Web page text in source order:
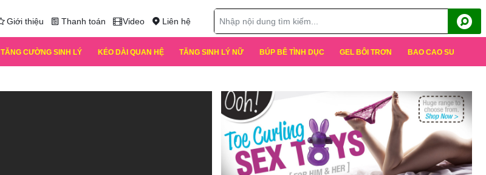
Giới thiệu Thanh toán Video Liên hệ
TĂNG CƯỜNG SINH LÝ KÉO DÀI QUAN HỆ TĂNG SINH LÝ NỮ BÚP BÊ TÌNH DỤC GEL BÔI TRƠN BAO CAO SU